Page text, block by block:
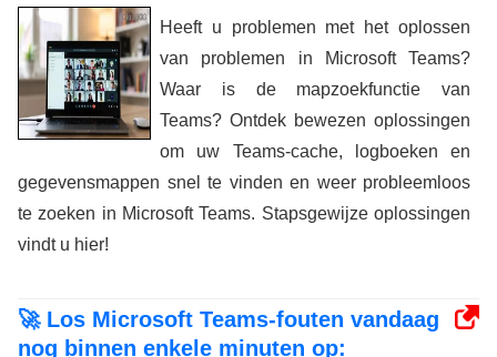
Heeft u problemen met het oplossen
van problemen in Microsoft Teams?
Waar is de mapzoekfunctie van
Teams? Ontdek bewezen oplossingen
om uw Teams-cache, logboeken en
gegevensmappen snel te vinden en weer probleemloos
te zoeken in Microsoft Teams. Stapsgewijze oplossingen
vindt u hier!
🚀 Los Microsoft Teams-fouten vandaag
nog binnen enkele minuten op: